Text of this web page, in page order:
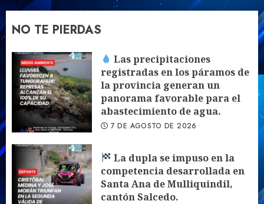
NO TE PIERDAS
Las precipitaciones
registradas en los páramos de
la provincia generan un
panorama favorable para el
abastecimiento de agua.
7 DE AGOSTO DE 2026
La dupla se impuso en la
competencia desarrollada en
Santa Ana de Mulliquindil,
cantón Salcedo.